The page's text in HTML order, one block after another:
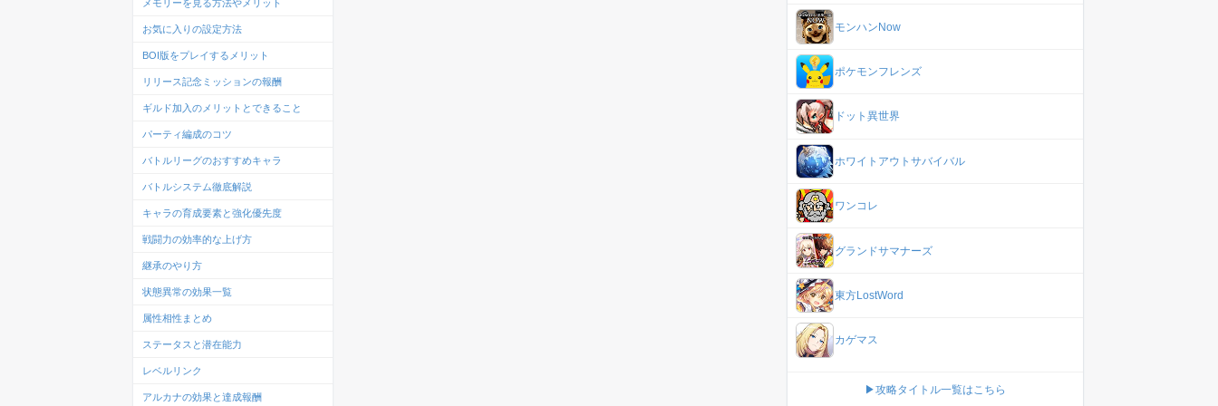
メモリーを見る方法やメリット
お気に入りの設定方法
BOI版をプレイするメリット
リリース記念ミッションの報酬
ギルド加入のメリットとできること
パーティ編成のコツ
バトルリーグのおすすめキャラ
バトルシステム徹底解説
キャラの育成要素と強化優先度
戦闘力の効率的な上げ方
継承のやり方
状態異常の効果一覧
属性相性まとめ
ステータスと潜在能力
レベルリンク
アルカナの効果と達成報酬
モンハンNow
ポケモンフレンズ
ドット異世界
ホワイトアウトサバイバル
ワンコレ
グランドサマナーズ
東方LostWord
カゲマス
▶攻略タイトル一覧はこちら